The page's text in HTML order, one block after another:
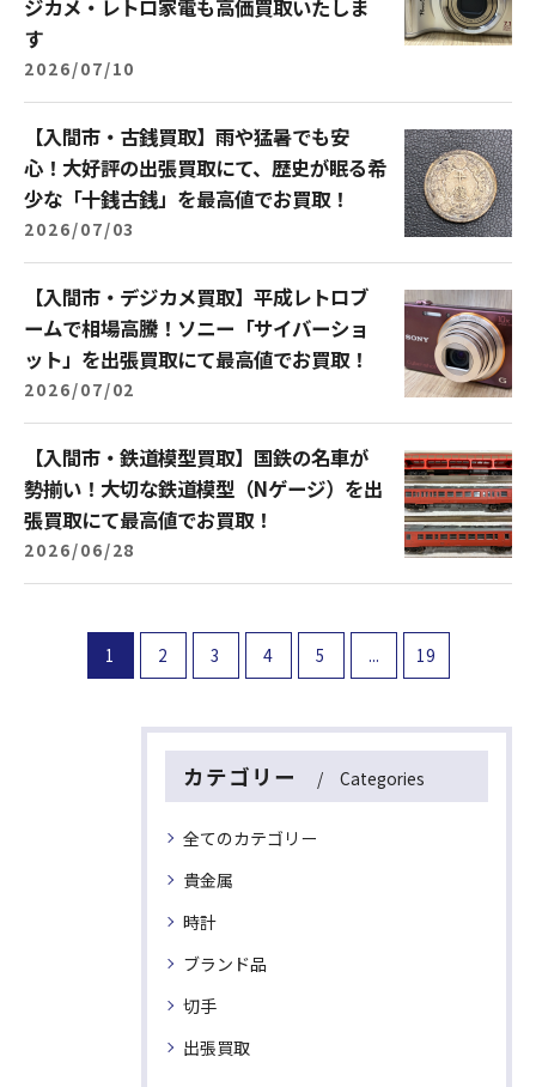
ジカメ・レトロ家電も高価買取いたしま
す
2026/07/10
【入間市・古銭買取】雨や猛暑でも安
心！大好評の出張買取にて、歴史が眠る希
少な「十銭古銭」を最高値でお買取！
2026/07/03
【入間市・デジカメ買取】平成レトロブ
ームで相場高騰！ソニー「サイバーショ
ット」を出張買取にて最高値でお買取！
2026/07/02
【入間市・鉄道模型買取】国鉄の名車が
勢揃い！大切な鉄道模型（Nゲージ）を出
張買取にて最高値でお買取！
2026/06/28
1 2 3 4 5 ... 19
カテゴリー Categories
全てのカテゴリー
貴金属
時計
ブランド品
切手
出張買取